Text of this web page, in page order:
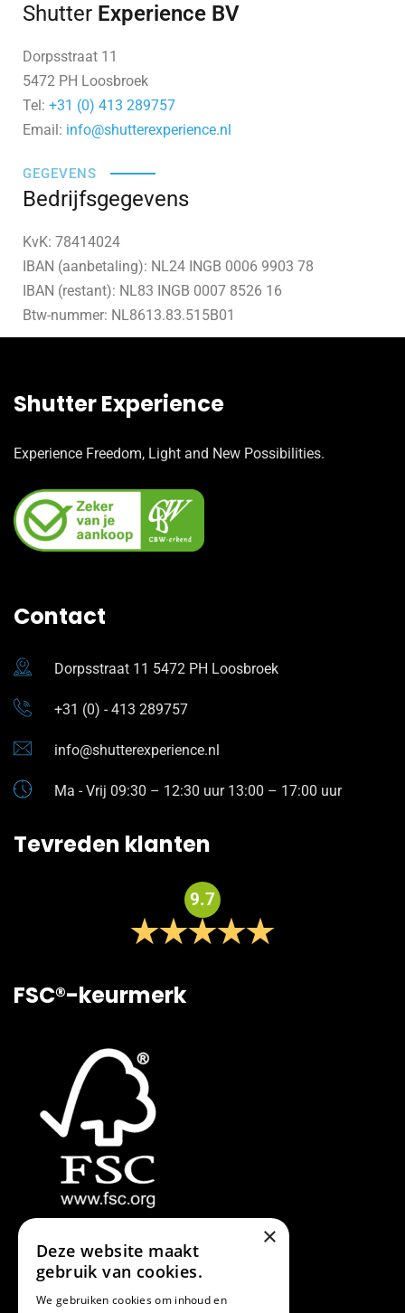
Shutter Experience BV
Dorpsstraat 11
5472 PH Loosbroek
Tel: +31 (0) 413 289757
Email: info@shutterexperience.nl
GEGEVENS
Bedrijfsgegevens
KvK: 78414024
IBAN (aanbetaling): NL24 INGB 0006 9903 78
IBAN (restant): NL83 INGB 0007 8526 16
Btw-nummer: NL8613.83.515B01
Shutter Experience
Experience Freedom, Light and New Possibilities.
Contact
Dorpsstraat 11 5472 PH Loosbroek
+31 (0) - 413 289757
info@shutterexperience.nl
Ma - Vrij 09:30 – 12:30 uur 13:00 – 17:00 uur
Tevreden klanten
9.7
FSC®-keurmerk
×
Deze website maakt
gebruik van cookies.
We gebruiken cookies om inhoud en